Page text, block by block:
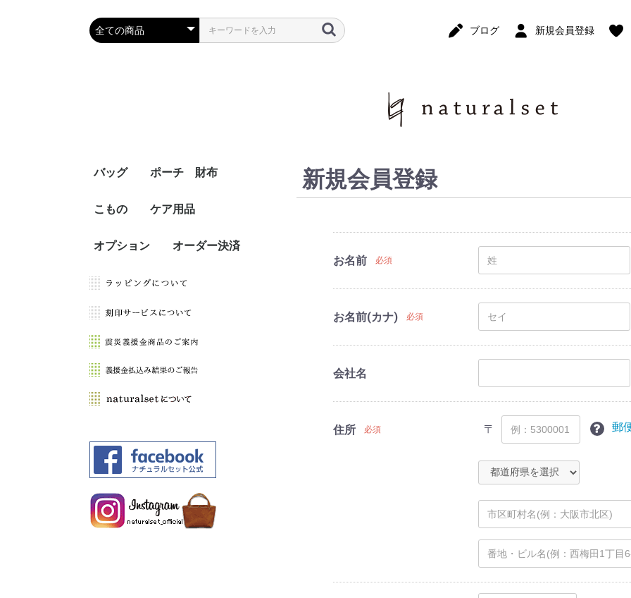
ブログ 新規会員登録
バッグ ポーチ 財布
こもの ケア用品
オプション オーダー決済
新規会員登録
お名前 必須
お名前(カナ) 必須
会社名
住所 必須 〒 郵